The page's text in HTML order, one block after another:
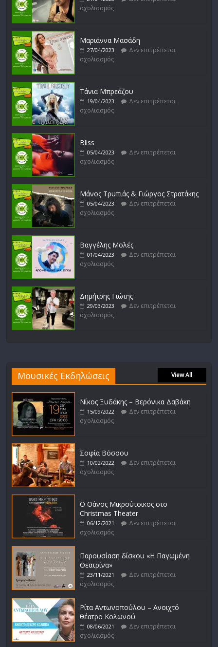
Απόστολος Ρίζος
σχολιασμός
σχολιασμός
σχολιασμός
Μαριάννα Μασάδη
27/04/2023
Δεν επιτρέπεται
σχολιασμός
Τάνια Μπρεάζου
19/04/2023
Δεν επιτρέπεται
σχολιασμός
Bliss
05/04/2023
Δεν επιτρέπεται
σχολιασμός
Μάνος Τρυπιάς & Γιώργος Στρατάκης
05/04/2023
Δεν επιτρέπεται
σχολιασμός
Βαγγέλης Μολές
01/04/2023
Δεν επιτρέπεται
σχολιασμός
Δημήτρης Γιώτης
29/03/2023
Δεν επιτρέπεται
σχολιασμός
Μουσικές Εκδηλώσεις View All
Νίκος Ξυδάκης – Βερόνικα Δαβάκη
15/09/2022
Δεν επιτρέπεται
σχολιασμός
Σοφία Βόσσου
10/02/2022
Δεν επιτρέπεται
σχολιασμός
Ο Θάνος Μικρούτσικος στο
Christmas Theater
06/12/2021
Δεν επιτρέπεται
σχολιασμός
Παρουσίαση δίσκου «Η Παγωμένη
Θεατρίνα»
23/11/2021
Δεν επιτρέπεται
σχολιασμός
Ρίτα Αντωνοπούλου – Ανοιχτό
θέατρο Κολωνού
08/06/2021
Δεν επιτρέπεται
σχολιασμός